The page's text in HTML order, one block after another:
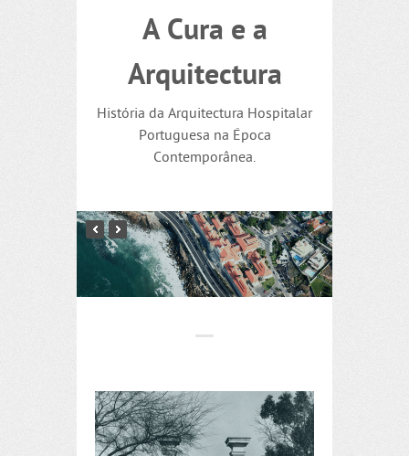
A Cura e a
Arquitectura
História da Arquitectura Hospitalar
Portuguesa na Época
Contemporânea.